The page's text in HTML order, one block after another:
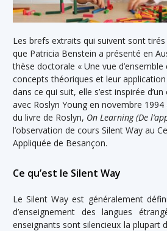
Les brefs extraits qui suivent sont tirés
que Patricia Benstein a présenté en
thèse doctorale « Une vue d’ensemble
concepts théoriques et leur application
dans ce qui suit, elle s’est inspirée
avec Roslyn Young en novembre
du livre de Roslyn, On Learning (De
l’observation de cours Silent Way au
Appliquée de Besançon.
Ce qu’est le Silent Way
Le Silent Way est généralement
d’enseignement des langues
enseignants sont silencieux la plupart